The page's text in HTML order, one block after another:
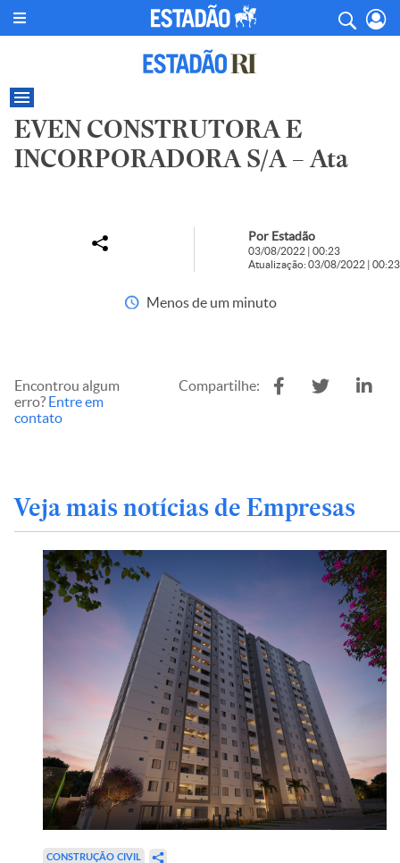
EVEN CONSTRUTORA E
INCORPORADORA S/A – Ata
Por Estadão
03/08/2022 | 00:23
Atualização: 03/08/2022 | 00:23
Menos de um minuto
Encontrou algum
erro? Entre em
contato
Compartilhe:
Veja mais notícias de Empresas
CONSTRUÇÃO CIVIL